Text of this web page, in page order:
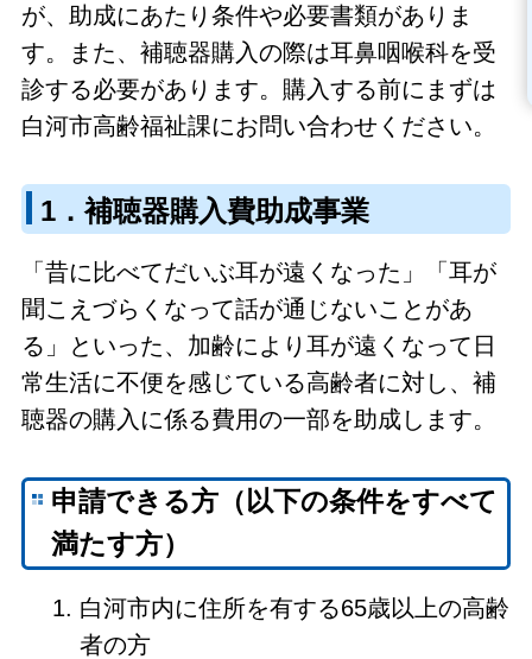
が、助成にあたり条件や必要書類がありま
す。また、補聴器購入の際は耳鼻咽喉科を受
診する必要があります。 購入する前にまずは
白河市高齢福祉課にお問い合わせください。
1．補聴器購入費助成事業
「昔に比べてだいぶ耳が遠くなった」「耳が
聞こえづらくなって話が通じないことがあ
る」といった、加齢により耳が遠くなって日
常生活に不便を感じている高齢者に対し、補
聴器の購入に係る費用の一部を助成します。
申請できる方（以下の条件をすべて
満たす方）
白河市内に住所を有する65歳以上の高齢
者の方